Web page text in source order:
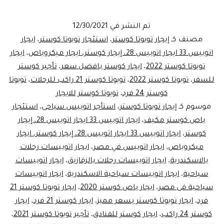
كوستر
للايجار21/
لرحلات
الغردقة
تم النشر في 12/30/2021
مصنف كـإيجار تويوتا كوستر،استئجار تويوتا كوستر،ايجار
اتوبيس 33 ايجار اتوبيس 28، إيجار كوستر، ايجار ميكروباص
، ايجار
تويوتا كوستر 2022
، ايجار كوستر بافضل سعر، تأجير كوستر
للسفر، تويوتا كوستر 2022 ، تويوتا كوستر 21 راكب للرحلات ، تويوتا
كوستر 24 فرد
،تويوتا كوستر للايجار
موسوم كـ إيجار تويوتا كوستر، استأجر اتوبيس سياحى، استئجار
باص كوستر مكيف،
ايجار اتوبيس 33 ايجار اتوبيس 28، إيجار
كوستر،
ايجار اتوبيس 33 ايجار اتوبيس 28، إيجار كوستر، ايجار
ميكروباص،ايجار اتوبيس في مصر،ايجار اتوبيسات رحلات
بالاسكندرية،ايجار اتوبيسات رحلات بالزقازيق،ايجار اتوبيسات
سياحية، ايجار اتوبيسات سياحية الاسكندرية، ايجار اتوبيسات
سياحية فى مصر، ايجار باص كوستر 2020 ،
ايجار تويوتا كوستر 21
فرد، ايجار تويوتا كوستر بسعر مميز، ايجار كوستر 21 فرد ، ايجار
كوستر 24 راكب
،ايجار كوستر للفنادق،تأجير تويوتا كوستر 2021
،